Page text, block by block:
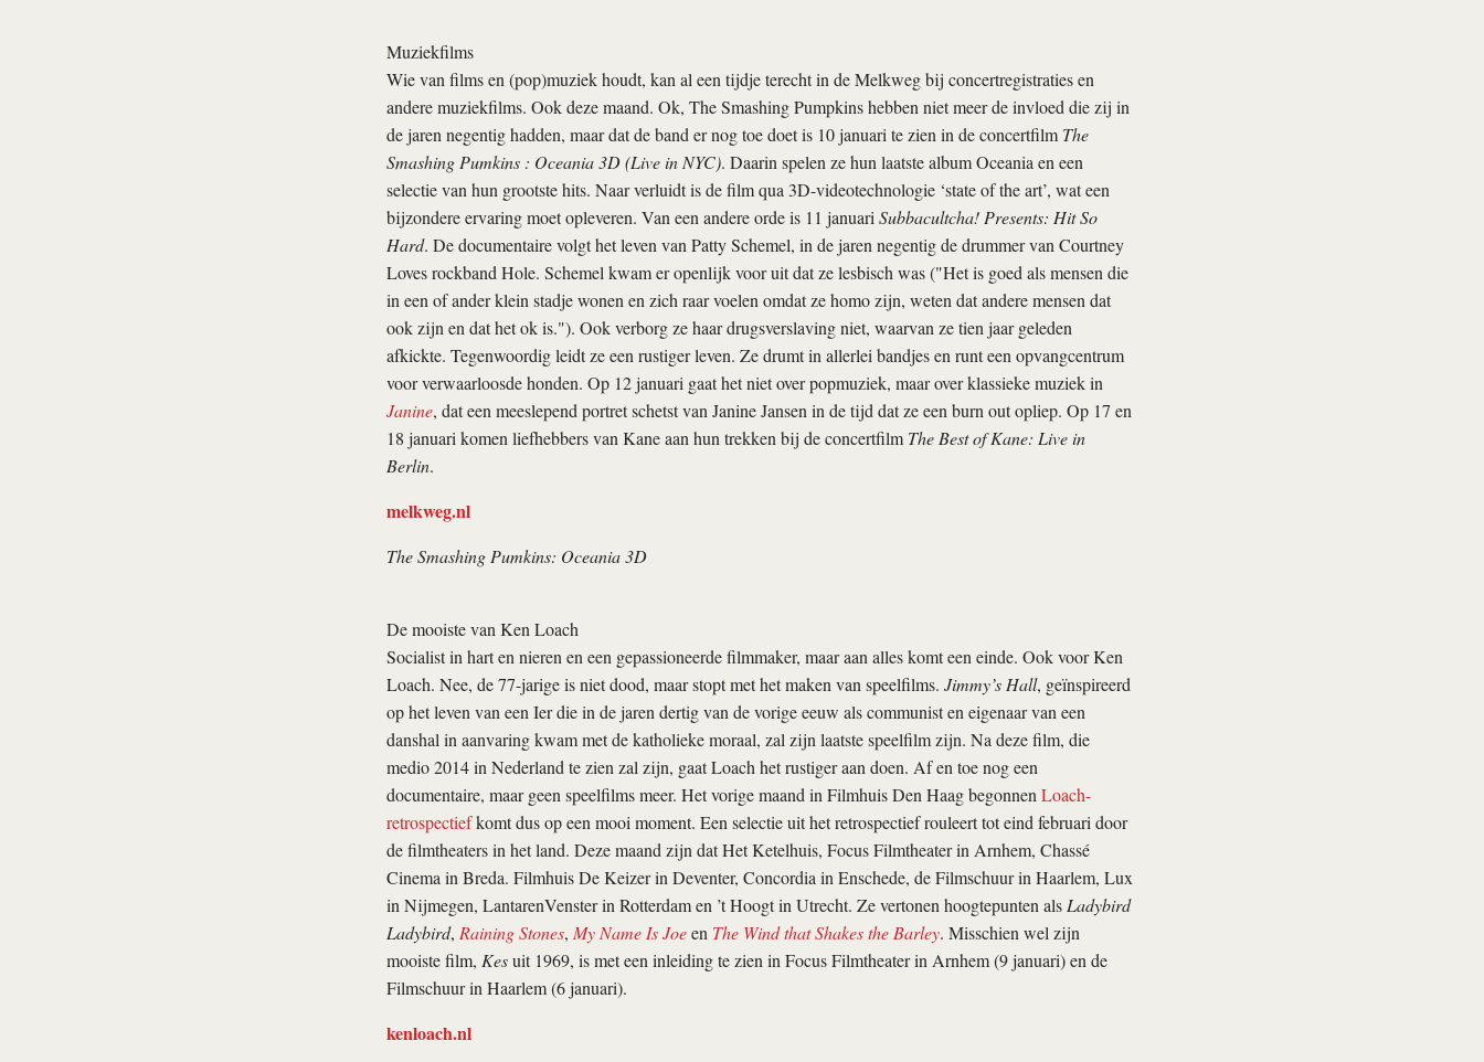
Muziekfilms
Wie van films en (pop)muziek houdt, kan al een tijdje terecht in de Melkweg bij concertregistraties en
andere muziekfilms. Ook deze maand. Ok, The Smashing Pumpkins hebben niet meer de invloed die zij in
de jaren negentig hadden, maar dat de band er nog toe doet is 10 januari te zien in de concertfilm The
Smashing Pumkins : Oceania 3D (Live in NYC). Daarin spelen ze hun laatste album Oceania en een
selectie van hun grootste hits. Naar verluidt is de film qua 3D-videotechnologie ‘state of the art’, wat een
bijzondere ervaring moet opleveren. Van een andere orde is 11 januari Subbacultcha! Presents: Hit So
Hard. De documentaire volgt het leven van Patty Schemel, in de jaren negentig de drummer van Courtney
Loves rockband Hole. Schemel kwam er openlijk voor uit dat ze lesbisch was ("Het is goed als mensen die
in een of ander klein stadje wonen en zich raar voelen omdat ze homo zijn, weten dat andere mensen dat
ook zijn en dat het ok is."). Ook verborg ze haar drugsverslaving niet, waarvan ze tien jaar geleden
afkickte. Tegenwoordig leidt ze een rustiger leven. Ze drumt in allerlei bandjes en runt een opvangcentrum
voor verwaarloosde honden. Op 12 januari gaat het niet over popmuziek, maar over klassieke muziek in
Janine, dat een meeslepend portret schetst van Janine Jansen in de tijd dat ze een burn out opliep. Op 17 en
18 januari komen liefhebbers van Kane aan hun trekken bij de concertfilm The Best of Kane: Live in
Berlin.
melkweg.nl
The Smashing Pumkins: Oceania 3D
De mooiste van Ken Loach
Socialist in hart en nieren en een gepassioneerde filmmaker, maar aan alles komt een einde. Ook voor Ken
Loach. Nee, de 77-jarige is niet dood, maar stopt met het maken van speelfilms. Jimmy’s Hall, geïnspireerd
op het leven van een Ier die in de jaren dertig van de vorige eeuw als communist en eigenaar van een
danshal in aanvaring kwam met de katholieke moraal, zal zijn laatste speelfilm zijn. Na deze film, die
medio 2014 in Nederland te zien zal zijn, gaat Loach het rustiger aan doen. Af en toe nog een
documentaire, maar geen speelfilms meer. Het vorige maand in Filmhuis Den Haag begonnen Loach-
retrospectiefkomt dus op een mooi moment. Een selectie uit het retrospectief rouleert tot eind februari door
de filmtheaters in het land. Deze maand zijn dat Het Ketelhuis, Focus Filmtheater in Arnhem, Chassé
Cinema in Breda. Filmhuis De Keizer in Deventer, Concordia in Enschede, de Filmschuur in Haarlem, Lux
in Nijmegen, LantarenVenster in Rotterdam en ’t Hoogt in Utrecht. Ze vertonen hoogtepunten als Ladybird
Ladybird, Raining Stones, My Name Is Joeen The Wind that Shakes the Barley. Misschien wel zijn
mooiste film, Kesuit 1969, is met een inleiding te zien in Focus Filmtheater in Arnhem (9 januari) en de
Filmschuur in Haarlem (6 januari).
kenloach.nl